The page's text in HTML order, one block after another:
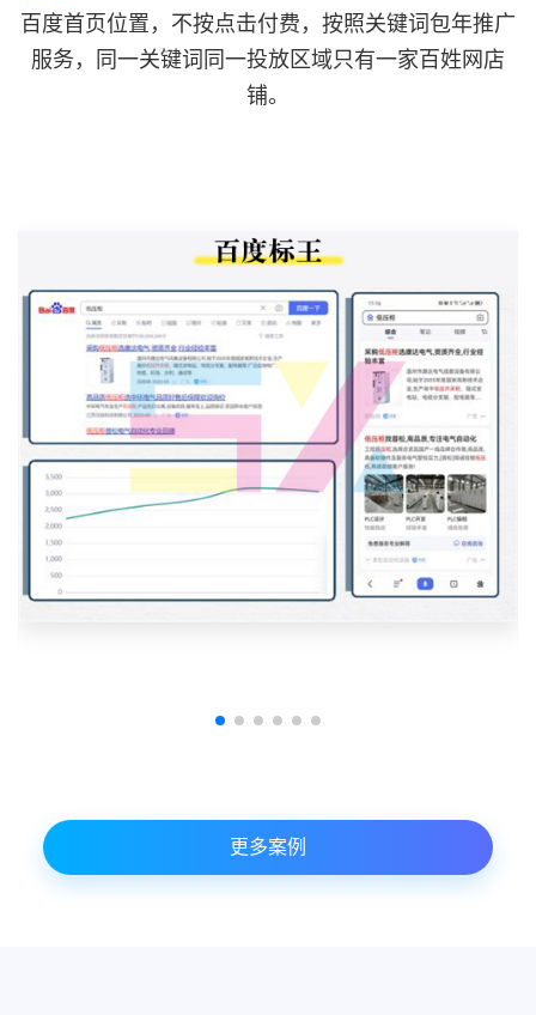
百度首页位置，不按点击付费，按照关键词包年推广
服务，同一关键词同一投放区域只有一家百姓网店
铺。
更多案例